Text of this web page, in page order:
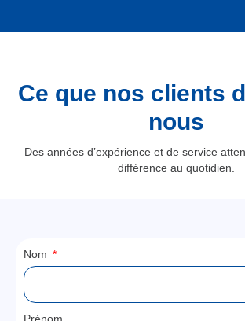
Ce que nos clients
nous
Des années d’expérience et de service
différence au quotidien.
Nom
Prénom